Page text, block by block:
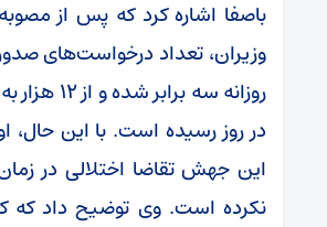
باصفا اشاره کرد که پس از
وزیران، تعداد درخواست‌های
در روز رسیده است. با این حال،
این جهش تقاضا اختلالی در
نکرده است. وی توضیح داد که